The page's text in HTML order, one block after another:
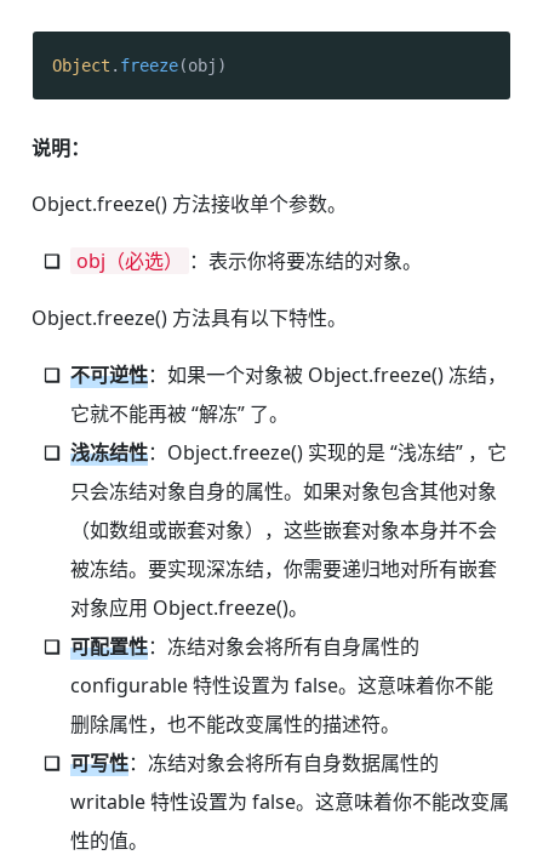
Object . freeze(obj)
说明：
Object.freeze() 方法接收单个参数。
obj（必选） ：表示你将要冻结的对象。
Object.freeze() 方法具有以下特性。
不可逆性：如果一个对象被 Object.freeze() 冻结，
它就不能再被 “解冻” 了。
浅冻结性：Object.freeze() 实现的是 “浅冻结” ，它
只会冻结对象自身的属性。如果对象包含其他对象
（如数组或嵌套对象），这些嵌套对象本身并不会
被冻结。要实现深冻结，你需要递归地对所有嵌套
对象应用 Object.freeze()。
可配置性：冻结对象会将所有自身属性的
configurable 特性设置为 false。这意味着你不能
删除属性，也不能改变属性的描述符。
可写性：冻结对象会将所有自身数据属性的
writable 特性设置为 false。这意味着你不能改变属
性的值。